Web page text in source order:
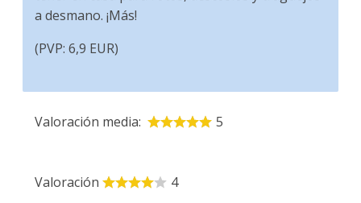
a desmano. ¡Más!
(PVP: 6,9 EUR)
Valoración media: 5
Valoración 4